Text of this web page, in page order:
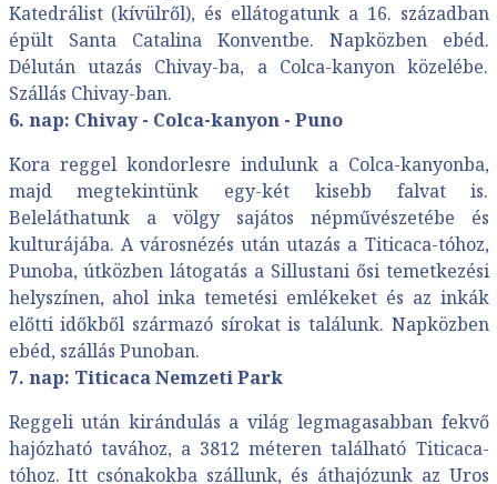
Katedrálist (kívülről), és ellátogatunk a 16. században
épült Santa Catalina Konventbe. Napközben ebéd.
Délután utazás Chivay-ba, a Colca-kanyon közelébe.
Szállás Chivay-ban.
6. nap: Chivay - Colca-kanyon - Puno
Kora reggel kondorlesre indulunk a Colca-kanyonba,
majd megtekintünk egy-két kisebb falvat is.
Beleláthatunk a völgy sajátos népművészetébe és
kulturájába. A városnézés után utazás a Titicaca-tóhoz,
Punoba, útközben látogatás a Sillustani ősi temetkezési
helyszínen, ahol inka temetési emlékeket és az inkák
előtti időkből származó sírokat is találunk. Napközben
ebéd, szállás Punoban.
7. nap: Titicaca Nemzeti Park
Reggeli után kirándulás a világ legmagasabban fekvő
hajózható tavához, a 3812 méteren található Titicaca-
tóhoz. Itt csónakokba szállunk, és áthajózunk az Uros